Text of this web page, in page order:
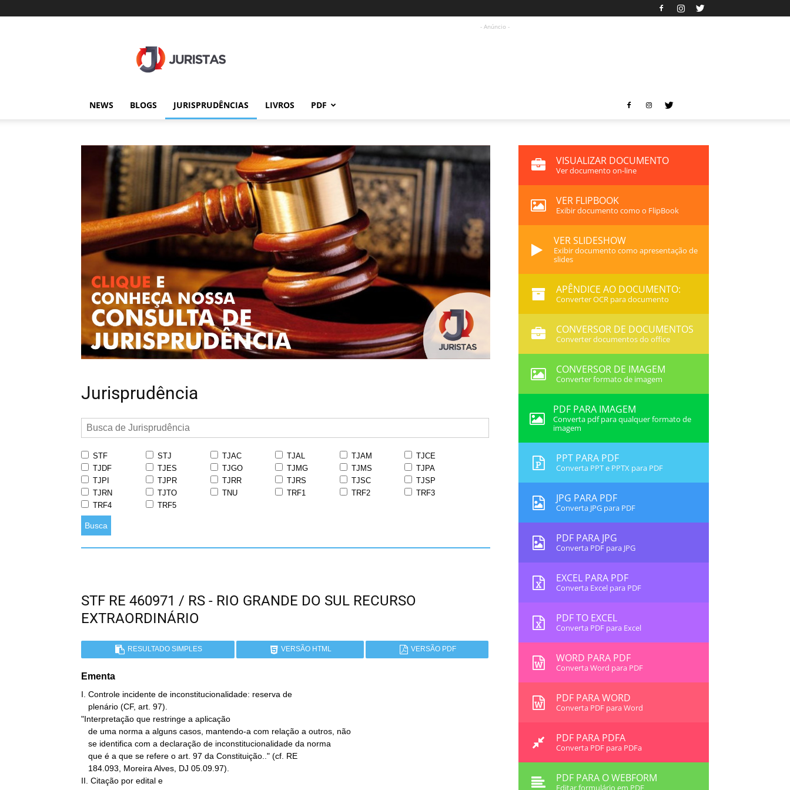
- Anúncio -
NEWS BLOGS JURISPRUDÊNCIAS LIVROS PDF
Jurisprudência
STF STJ TJAC TJAL TJAM
TJCE
TJDF
TJES TJGO TJMG TJMS
TJPA
TJPI
TJPR TJRR TJRS TJSC
TJSP
TJRN
TJTO TNU TRF1 TRF2
TRF3
TRF4
TRF5
Busca
STF RE 460971 / RS - RIO GRANDE DO SUL RECURSO
EXTRAORDINÁRIO
RESULTADO SIMPLES VERSÃO HTML VERSÃO PDF
Ementa
I. Controle incidente de inconstitucionalidade: reserva de
"Interpretação que restringe a aplicação
II. Citação por edital e
VISUALIZAR DOCUMENTO
Ver documento on-line
VER FLIPBOOK
Exibir documento como o FlipBook
VER SLIDESHOW
Exibir documento como apresentação de
slides
APÊNDICE AO DOCUMENTO:
Converter OCR para documento
CONVERSOR DE DOCUMENTOS
Converter documentos do office
CONVERSOR DE IMAGEM
Converter formato de imagem
PDF PARA IMAGEM
Converta pdf para qualquer formato de
imagem
PPT PARA PDF
Converta PPT e PPTX para PDF
JPG PARA PDF
Converta JPG para PDF
PDF PARA JPG
Converta PDF para JPG
EXCEL PARA PDF
Converta Excel para PDF
PDF TO EXCEL
Converta PDF para Excel
WORD PARA PDF
Converta Word para PDF
PDF PARA WORD
Converta PDF para Word
PDF PARA PDFA
Converta PDF para PDFa
PDF PARA O WEBFORM
Editar formulário em PDF